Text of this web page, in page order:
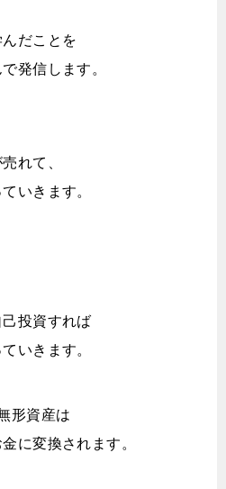
だことを
発信します。
れて、
いきます。
投資すれば
いきます。
形資産は
に変換されます。